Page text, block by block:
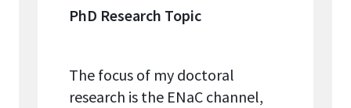
PhD Research Topic
The focus of my doctoral
research is the ENaC channel,